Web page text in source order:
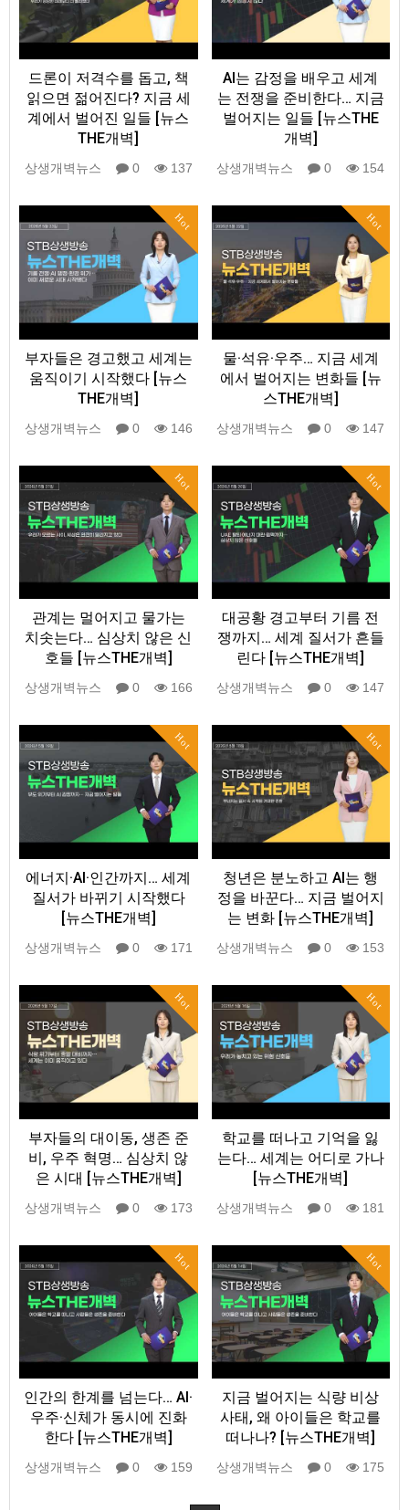
드론이 저격수를 돕고, 책
읽으면 젊어진다? 지금 세
계에서 벌어진 일들 [뉴스
THE개벽]
상생개벽뉴스 0 137
AI는 감정을 배우고 세계
는 전쟁을 준비한다… 지금
벌어지는 일들 [뉴스THE
개벽]
상생개벽뉴스 0 154
Hot
부자들은 경고했고 세계는
움직이기 시작했다 [뉴스
THE개벽]
상생개벽뉴스 0 146
Hot
물·석유·우주… 지금 세계
에서 벌어지는 변화들 [뉴
스THE개벽]
상생개벽뉴스 0 147
Hot
관계는 멀어지고 물가는
치솟는다… 심상치 않은 신
호들 [뉴스THE개벽]
상생개벽뉴스 0 166
Hot
대공황 경고부터 기름 전
쟁까지… 세계 질서가 흔들
린다 [뉴스THE개벽]
상생개벽뉴스 0 147
Hot
에너지·AI·인간까지… 세계
질서가 바뀌기 시작했다
[뉴스THE개벽]
상생개벽뉴스 0 171
Hot
청년은 분노하고 AI는 행
정을 바꾼다… 지금 벌어지
는 변화 [뉴스THE개벽]
상생개벽뉴스 0 153
Hot
부자들의 대이동, 생존 준
비, 우주 혁명… 심상치 않
은 시대 [뉴스THE개벽]
상생개벽뉴스 0 173
Hot
학교를 떠나고 기억을 잃
는다… 세계는 어디로 가나
[뉴스THE개벽]
상생개벽뉴스 0 181
Hot
인간의 한계를 넘는다… AI·
우주·신체가 동시에 진화
한다 [뉴스THE개벽]
상생개벽뉴스 0 159
Hot
지금 벌어지는 식량 비상
사태, 왜 아이들은 학교를
떠나나? [뉴스THE개벽]
상생개벽뉴스 0 175